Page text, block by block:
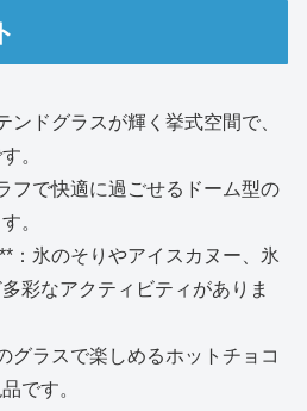
ンドグラスが輝く挙式空間で、
。
フで快適に過ごせるドーム型の
。
：氷のそりやアイスカヌー、氷
彩なアクティビティがありま
グラスで楽しめるホットチョコ
です。